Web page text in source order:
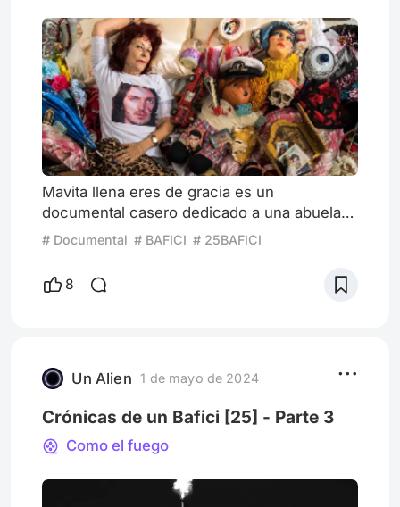
Mavita llena eres de gracia es un
documental casero dedicado a una abuela y
a toda una historia familiar. Una sentida
familiar y a retratar la vida de una persona
que vivió una tragedia y siguió adelante.
cuadros de Sandro, Freddie Me
# Documental # BAFICI # 25BAFICI
8
Un Alien 1 de mayo de 2024
Crónicas de un Bafici [25] - Parte 3
Como el fuego